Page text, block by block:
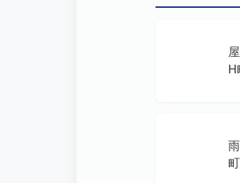
H
町